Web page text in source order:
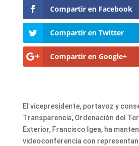
Compartir en Facebook
Compartir en Twitter
Compartir en Google+
El vicepresidente, portavoz y
Transparencia, Ordenación del
Exterior, Francisco Igea, ha
videoconferencia con